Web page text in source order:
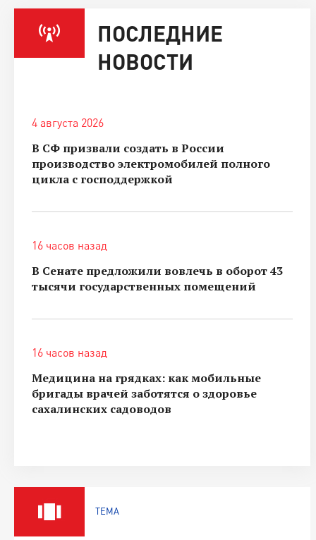
ПОСЛЕДНИЕ
НОВОСТИ
4 августа 2026
В СФ призвали создать в России
производство электромобилей полного
цикла с господдержкой
16 часов назад
В Сенате предложили вовлечь в оборот 43
тысячи государственных помещений
16 часов назад
Медицина на грядках: как мобильные
бригады врачей заботятся о здоровье
сахалинских садоводов
ТЕМА